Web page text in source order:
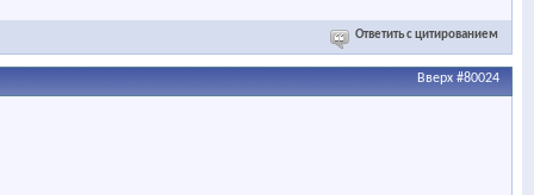
Ответить с цитированием
Вверх #80024